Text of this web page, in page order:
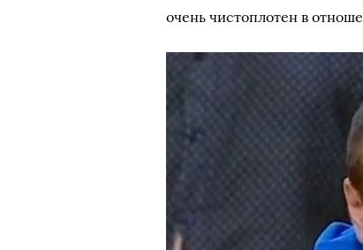
очень чистоплотен в